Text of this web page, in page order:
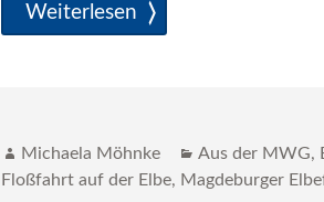
Weiterlesen Auf zum
Autor
Michaela Möhnke Katgeorien
Aus der MWG,
Floßfahrt auf der Elbe, Magdeburger